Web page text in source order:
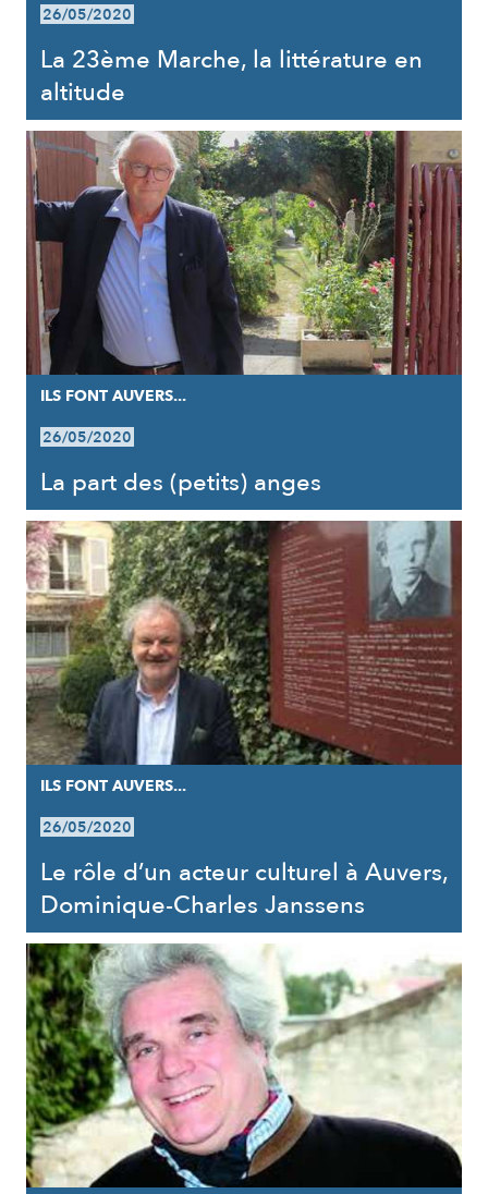
26/05/2020
La 23ème Marche, la littérature en
altitude
ILS FONT AUVERS...
26/05/2020
La part des (petits) anges
ILS FONT AUVERS...
26/05/2020
Le rôle d’un acteur culturel à Auvers,
Dominique-Charles Janssens